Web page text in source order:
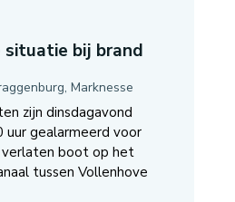
situatie bij brand
, Marknesse
zijn dinsdagavond
uur gealarmeerd voor
verlaten boot op het
tussen Vollenhove